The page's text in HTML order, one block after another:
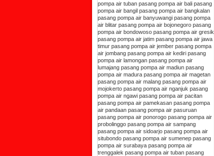
pompa air tuban pasang pompa air bali pasang
pompa air bangil pasang pompa air bangkalan
pasang pompa air banyuwangi pasang pompa
air blitar pasang pompa air bojonegoro pasang
pompa air bondowoso pasang pompa air gresik
pasang pompa air jatim pasang pompa air jawa
timur pasang pompa air jember pasang pompa
air jombang pasang pompa air kediri pasang
pompa air lamongan pasang pompa air
lumajang pasang pompa air madiun pasang
pompa air madura pasang pompa air magetan
pasang pompa air malang pasang pompa air
mojokerto pasang pompa air nganjuk pasang
pompa air ngawi pasang pompa air pacitan
pasang pompa air pamekasan pasang pompa
air pandaan pasang pompa air pasuruan
pasang pompa air ponorogo pasang pompa air
probolinggo pasang pompa air sampang
pasang pompa air sidoarjo pasang pompa air
situbondo pasang pompa air sumenep pasang
pompa air surabaya pasang pompa air
trenggalek pasang pompa air tuban pasang